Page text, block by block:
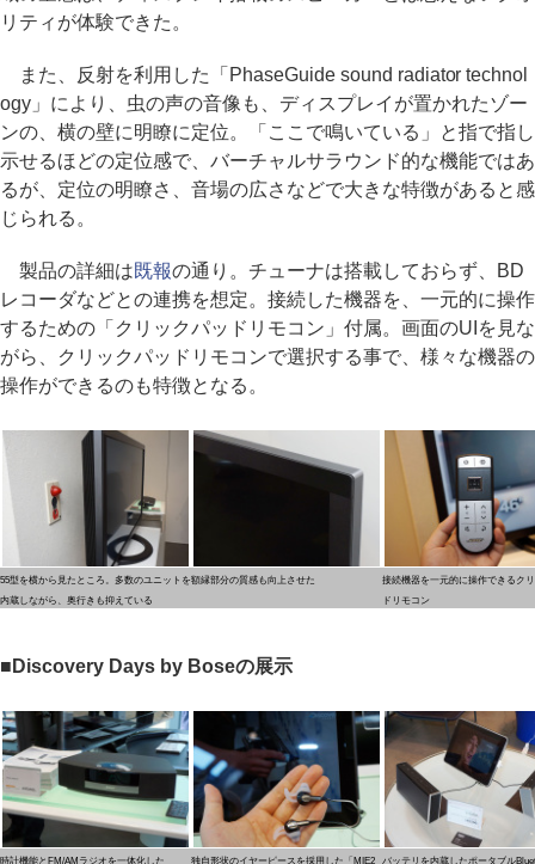
リティが体験できた。
また、反射を利用した「PhaseGuide sound radiator technol
ogy」により、虫の声の音像も、ディスプレイが置かれたゾー
ンの、横の壁に明瞭に定位。「ここで鳴いている」と指で指し
示せるほどの定位感で、バーチャルサラウンド的な機能ではあ
るが、定位の明瞭さ、音場の広さなどで大きな特徴があると感
じられる。
製品の詳細は既報の通り。チューナは搭載しておらず、BD
レコーダなどとの連携を想定。接続した機器を、一元的に操作
するための「クリックパッドリモコン」付属。画面のUIを見な
がら、クリックパッドリモコンで選択する事で、様々な機器の
操作ができるのも特徴となる。
55型を横から見たところ。多数のユニットを
内蔵しながら、奥行きも抑えている
額縁部分の質感も向上させた
接続機器を一元的に操作できるク
ドリモコン
■Discovery Days by Boseの展示
時計機能とFM/AMラジオを一体化した 独自形状のイヤーピースを採用した「MIE2 バッテリを内蔵したポータブル